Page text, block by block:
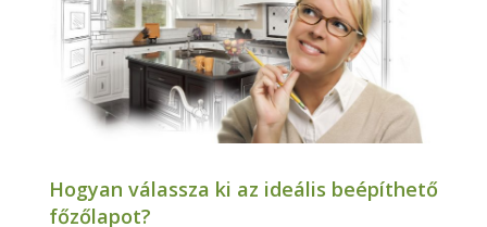
Hogyan válassza ki az ideális beépíthető
főzőlapot?